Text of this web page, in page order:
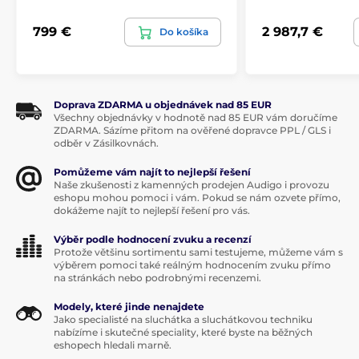
Modulárny dizajn a
konektivita pre 21. storočie
Conductor Voyager je navrhnutý s ohľadom na
799 € Do košíka 2 987,7 €
Doprava ZDARMA u objednávek nad 85 EUR
Všechny objednávky v hodnotě nad 85 EUR vám doručíme
ZDARMA. Sázíme přitom na ověřené dopravce PPL / GLS i
odběr v Zásilkovnách.
Pomůžeme vám najít to nejlepší řešení
Naše zkušenosti z kamenných prodejen Audigo i provozu
eshopu mohou pomoci i vám. Pokud se nám ozvete přímo,
dokážeme najít to nejlepší řešení pro vás.
Výběr podle hodnocení zvuku a recenzí
Protože většinu sortimentu sami testujeme, můžeme vám s
výběrem pomoci také reálným hodnocením zvuku přímo
na stránkách nebo podrobnými recenzemi.
Modely, které jinde nenajdete
Jako specialisté na sluchátka a sluchátkovou techniku
nabízíme i skutečné speciality, které byste na běžných
eshopech hledali marně.